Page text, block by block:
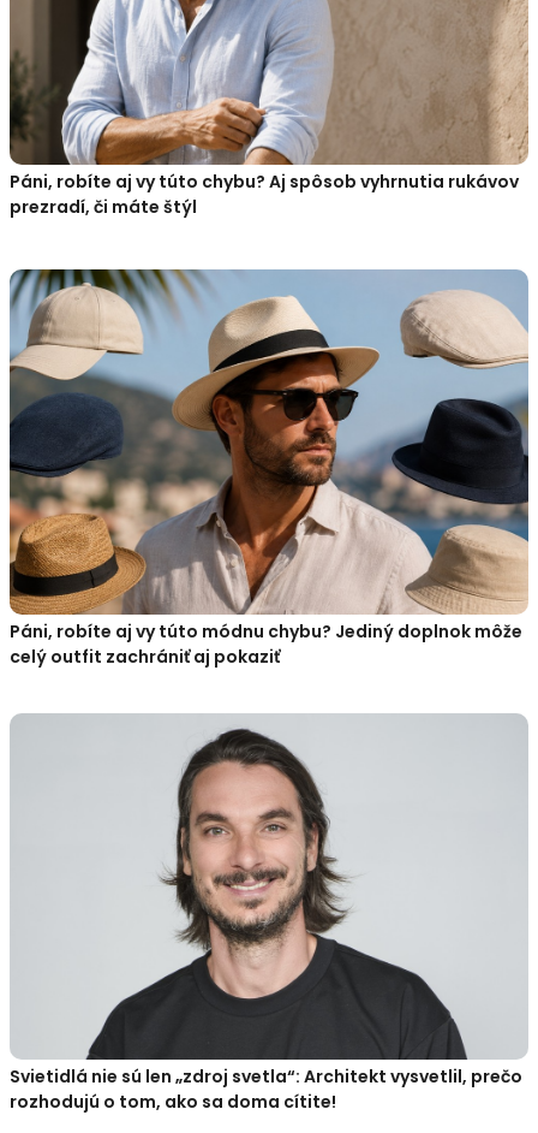
Páni, robíte aj vy túto chybu? Aj spôsob vyhrnutia rukávov
prezradí, či máte štýl
Páni, robíte aj vy túto módnu chybu? Jediný doplnok môže
celý outfit zachrániť aj pokaziť
Svietidlá nie sú len „zdroj svetla“: Architekt vysvetlil, prečo
rozhodujú o tom, ako sa doma cítite!